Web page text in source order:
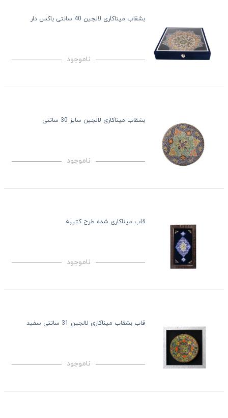
بشقاب میناکاری لالجین 40 سانتی باکس دار
ناموجود
بشقاب میناکاری لالجین سایز 30 سانتی
ناموجود
قاب میناکاری شده طرح کتیبه
ناموجود
قاب بشقاب میناکاری لالجین 31 سانتی سفید
ناموجود